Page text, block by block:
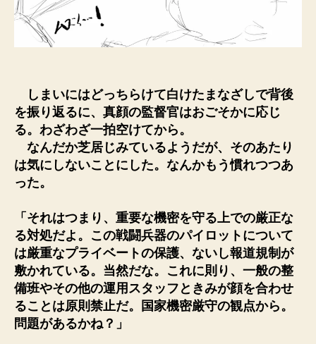
しまいにはどっちらけて白けたまなざしで背後
を振り返るに、真顔の監督官はおごそかに応じ
る。わざわざ一拍空けてから。
なんだか芝居じみているようだが、そのあたり
は気にしないことにした。なんかもう慣れつつあ
った。
「それはつまり、重要な機密を守る上での厳正な
る対処だよ。この戦闘兵器のパイロットについて
は厳重なプライベートの保護、ないし報道規制が
敷かれている。当然だな。これに則り、一般の整
備班やその他の運用スタッフときみが顔を合わせ
ることは原則禁止だ。国家機密厳守の観点から。
問題があるかね？」